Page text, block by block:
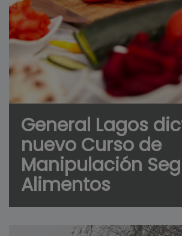
General Lagos
nuevo Curso de
Manipulación
Alimentos